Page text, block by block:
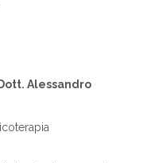
Dott. Alessandro